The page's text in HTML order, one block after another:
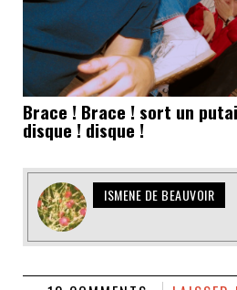
Brace ! Brace ! sort un
disque ! disque !
ISMENE DE BEAUVOIR